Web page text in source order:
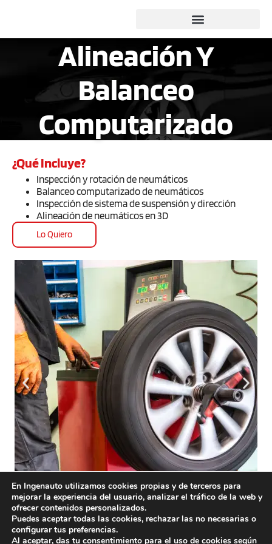
Alineación Y
Balanceo
Computarizado
¿Qué Incluye?
Inspección y rotación de neumáticos
Balanceo computarizado de neumáticos
Inspección de sistema de suspensión y dirección
Alineación de neumáticos en 3D
Lo Quiero
En Ingenauto utilizamos cookies propias y de terceros para
mejorar la experiencia del usuario, analizar el tráfico de la web y
ofrecer contenidos personalizados.
Puedes aceptar todas las cookies, rechazar las no necesarias o
configurar tus preferencias.
Al aceptar, das tu consentimiento para el uso de cookies según